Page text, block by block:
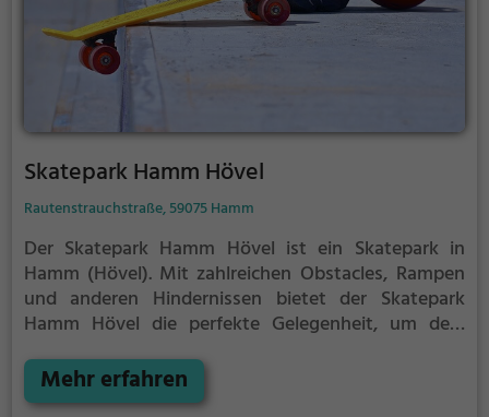
Skatepark Hamm Hövel
Rautenstrauchstraße, 59075 Hamm
Der Skatepark Hamm Hövel ist ein Skatepark in
Hamm (Hövel). Mit zahlreichen Obstacles, Rampen
und anderen Hindernissen bietet der Skatepark
Hamm Hövel die perfekte Gelegenheit, um dein
Skater oder Anfänger, der Skatepark Hamm Hövel
hat für jeden etwas zu bieten - ganz egal, ob du nur
Mehr erfahren